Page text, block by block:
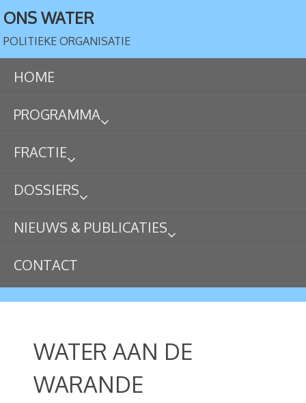
ONS WATER
POLITIEKE ORGANISATIE
HOME
PROGRAMMA
FRACTIE
DOSSIERS
NIEUWS & PUBLICATIES
CONTACT
WATER AAN DE
WARANDE